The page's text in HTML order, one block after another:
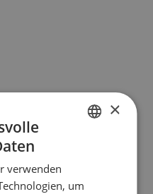
×
verwenden
um